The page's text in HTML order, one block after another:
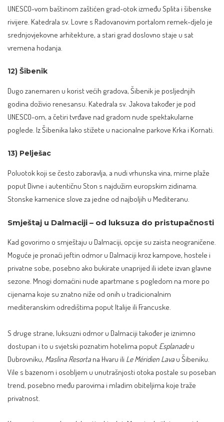
UNESCO-vom baštinom zaštićen grad-otok između Splita i šibenske
rivijere. Katedrala sv. Lovre s Radovanovim portalom remek-djelo je
srednjovjekovne arhitekture, a stari grad doslovno staje u sat
vremena hodanja.
12) Šibenik
Dugo zanemaren u korist većih gradova, Šibenik je posljednjih
godina doživio renesansu. Katedrala sv. Jakova također je pod
UNESCO-om, a četiri tvrđave nad gradom nude spektakularne
poglede. Iz Šibenika lako stižete u nacionalne parkove Krka i Kornati.
13) Pelješac
Poluotok koji se često zaboravlja, a nudi vrhunska vina, mirne plaže
poput Divne i autentičnu Ston s najdužim europskim zidinama.
Stonske kamenice slove za jedne od najboljih u Mediteranu.
Smještaj u Dalmaciji – od luksuza do pristupačnosti
Kad govorimo o smještaju u Dalmaciji, opcije su zaista neograničene.
Moguće je pronaći jeftin odmor u Dalmaciji kroz kampove, hostele i
privatne sobe, posebno ako bukirate unaprijed ili idete izvan glavne
sezone. Mnogi domaćini nude apartmane s pogledom na more po
cijenama koje su znatno niže od onih u tradicionalnim
mediteranskim odredištima poput Italije ili Francuske.
S druge strane, luksuzni odmor u Dalmaciji također je iznimno
dostupan i to u svjetski poznatim hotelima poput Esplanadeu
Dubrovniku, Maslina Resorta na Hvaru ili Le Méridien Lava u Šibeniku.
Vile s bazenom i osobljem u unutrašnjosti otoka postale su poseban
trend, posebno među parovima i mladim obiteljima koje traže
privatnost.